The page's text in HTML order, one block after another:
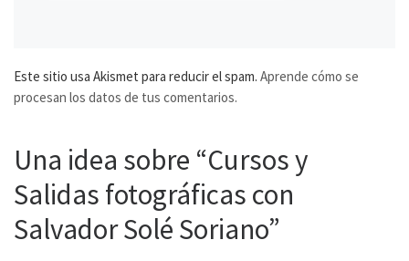
Este sitio usa Akismet para reducir el spam. Aprende cómo se
procesan los datos de tus comentarios.
Una idea sobre “Cursos y
Salidas fotográficas con
Salvador Solé Soriano”